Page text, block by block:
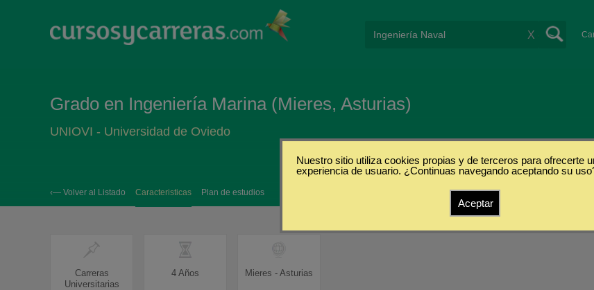
X
Grado en Ingeniería Marina (Mieres, Asturias)
UNIOVI - Universidad de Oviedo
‹— Volver al Listado Caracteristicas Plan de estudios
Carreras
Universitarias
4 Años Mieres - Asturias
Nuestro sitio utiliza cookies propias y de terceros para ofrecerte
experiencia de usuario. ¿Continuas navegando aceptando su
Aceptar